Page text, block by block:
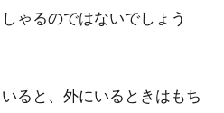
ンズを目指そう！
ゃるのではないでしょう
ると、外にいるときはもち